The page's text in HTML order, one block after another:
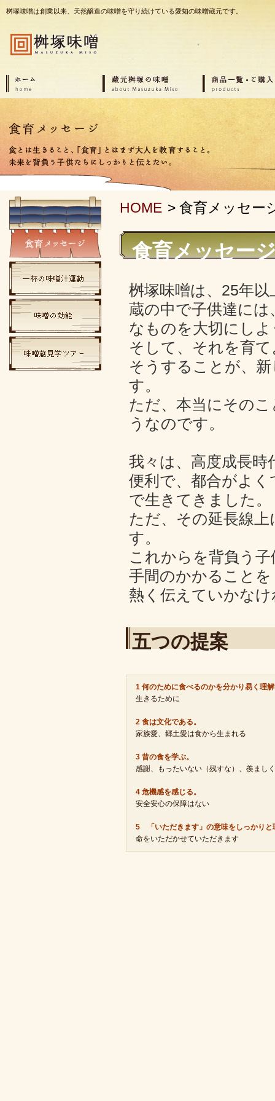
桝塚味噌は創業以来、天然醸造の味噌を守り続けている愛知の味噌蔵元です。
HOME > 食育メッセー
食育メッセー
桝塚味噌は、25年
蔵の中で子供達に
なものを大切にし
そして、それを育
そうすることが、
す。
ただ、本当にその
うなのです。
我々は、高度成長時
便利で、都合がよ
で生きてきました。
ただ、その延長線
す。
これからを背負う
手間のかかることを
熱く伝えていかな
五つの提案
1 何のために食べるのかを分かり易く理
生きるために
2 食は文化である。
家族愛、郷土愛は食から生まれる
3 昔の食を学ぶ。
感謝、もったいない（残すな）、羨まし
4 危機感を感じる。
安全安心の保障はない
5 「いただきます」の意味をしっかりと
命をいただかせていただきます